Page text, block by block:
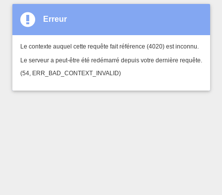
Erreur
Le contexte auquel cette requête fait référence (4020) est inconnu.
Le serveur a peut-être été redémarré depuis votre dernière requête.
(54, ERR_BAD_CONTEXT_INVALID)